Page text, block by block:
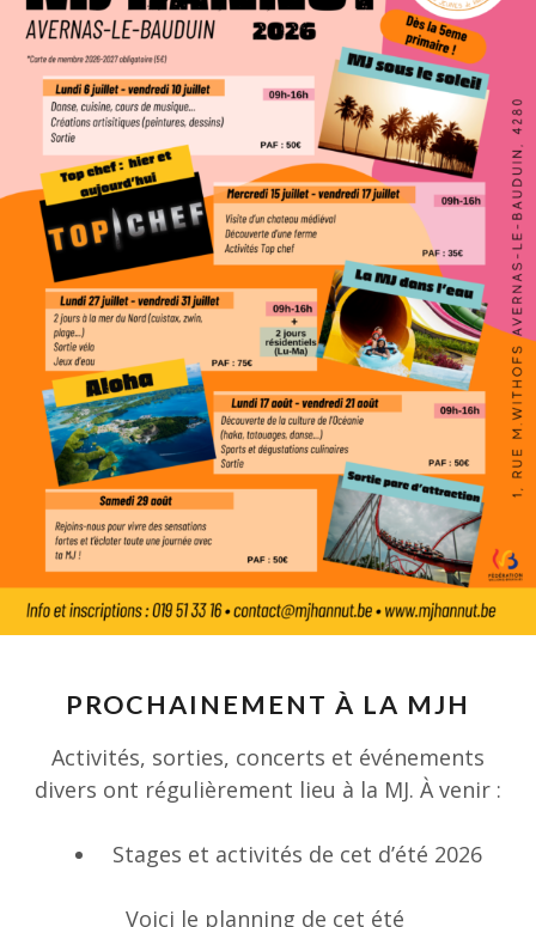
PROCHAINEMENT À LA MJH
Activités, sorties, concerts et événements
divers ont régulièrement lieu à la MJ. À venir :
Stages et activités de cet d’été 2026
Voici le planning de cet été